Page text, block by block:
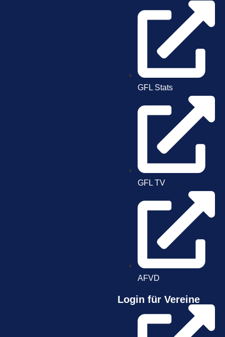
GFL Stats
GFL TV
AFVD
Login für Vereine